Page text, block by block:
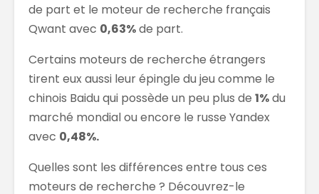
de part et le moteur de recherche français
Qwant avec 0,63%de part.
Certains moteurs de recherche étrangers
tirent eux aussi leur épingle du jeu comme le
chinois Baidu qui possède un peu plus de 1%du
marché mondial ou encore le russe Yandex
avec 0,48%.
Quelles sont les différences entre tous ces
moteurs de recherche ? Découvrez-le